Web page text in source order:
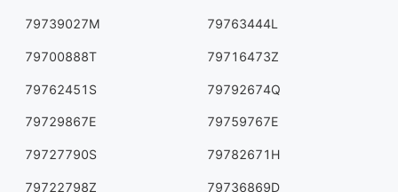
79739027M 79763444L
79700888T 79716473Z
79762451S 79792674Q
79729867E 79759767E
79727790S 79782671H
79722798Z 79736869D